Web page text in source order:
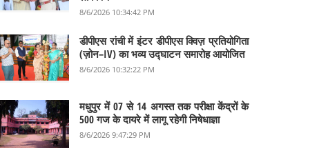
8/6/2026 10:34:42 PM
डीपीएस रांची में इंटर डीपीएस क्विज़ प्रतियोगिता
(ज़ोन–IV) का भव्य उद्घाटन समारोह आयोजित
8/6/2026 10:32:22 PM
मधुपुर में 07 से 14 अगस्त तक परीक्षा केंद्रों के
500 गज के दायरे में लागू रहेगी निषेधाज्ञा
8/6/2026 9:47:29 PM